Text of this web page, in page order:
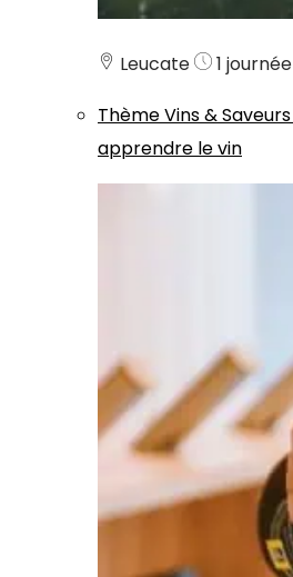
Leucate
1 journée
ThèmeVins & Saveurs
apprendre le vin